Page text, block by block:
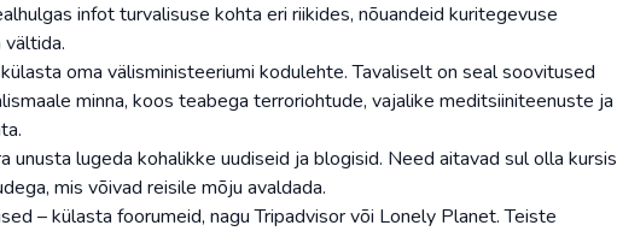
infot turvalisuse kohta eri riikides, nõuandeid kuritegevuse
oma välisministeeriumi kodulehte. Tavaliselt on seal soovitused
minna, koos teabega terroriohtude, vajalike meditsiiniteenuste ja
unusta lugeda kohalikke uudiseid ja blogisid. Need aitavad sul olla kursis
mis võivad reisile mõju avaldada.
– külasta foorumeid, nagu Tripadvisor või Lonely Planet. Teiste